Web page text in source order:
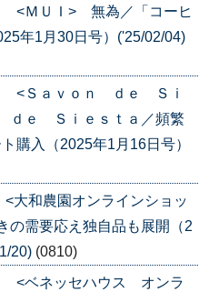
<ＭＵＩ> 無為／「コーヒ
年1月30日号）('25/02/04)
<Ｓａｖｏｎ ｄｅ Ｓｉ
ｅ Ｓｉｅｓｔａ／頻繁
購入（2025年1月16日号）
<大和農園オンラインショッ
需要応え独自品も展開（2
20) (0810)
<ベネッセハウス オンラ